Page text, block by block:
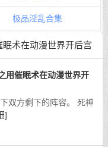
极品淫乱合集
术在动漫世界开后宫
用催眠术在动漫世界开
双方剩下的阵容。 死神
]